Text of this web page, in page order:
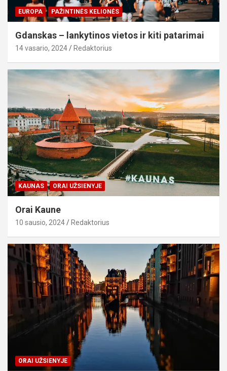
EUROPA PAŽINTINĖS KELIONĖS
Gdanskas – lankytinos vietos ir kiti patarimai
14 vasario, 2024 Redaktorius
KAUNAS ORAI UŽSIENYJE
Orai Kaune
10 sausio, 2024 Redaktorius
ORAI UŽSIENYJE